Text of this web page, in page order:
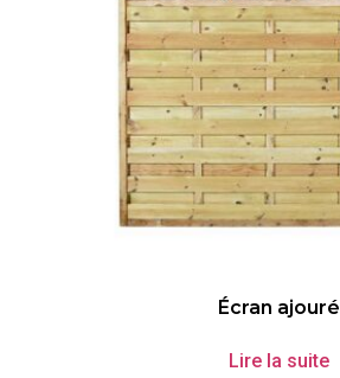
Écran ajouré
Lire la suite